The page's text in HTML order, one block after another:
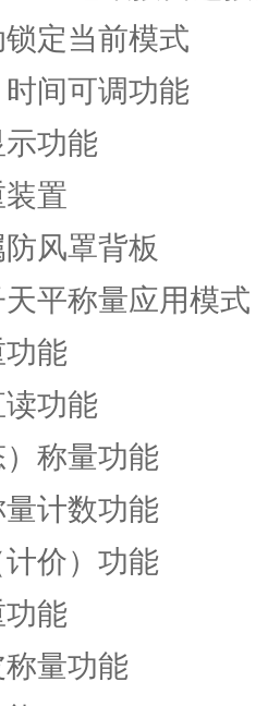
定当前模式
间可调功能
功能
置
风罩背板
平称量应用模式
能
功能
称量功能
计数功能
价）功能
能
量功能